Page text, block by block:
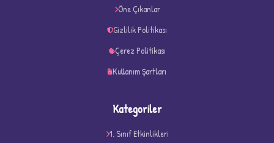
Öne Çıkanlar
Gizlilik Politikası
Çerez Politikası
Kullanım Şartları
Kategoriler
1. Sınıf Etkinlikleri